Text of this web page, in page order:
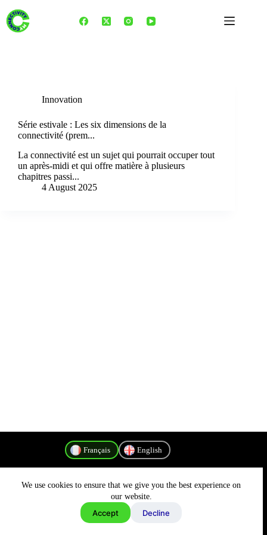
content
We use cookies to ensure that we give you the best experience on
our website.
Accept Decline
Innovation
Série estivale : Les six dimensions de la
connectivité (prem...
La connectivité est un sujet qui pourrait occuper tout
un après-midi et qui offre matière à plusieurs
chapitres passi...
4 August 2025
Français English
Politique de confidentialité
Copyright © 2026 - MyConnectivity